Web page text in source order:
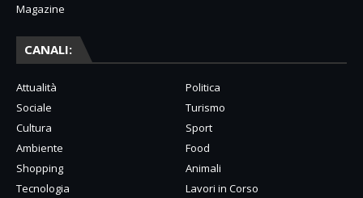
Magazine
CANALI:
Attualità
Politica
Sociale
Turismo
Cultura
Sport
Ambiente
Food
Shopping
Animali
Tecnologia
Lavori in Corso